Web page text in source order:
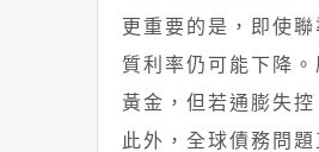
更重要的是，即使
質利率仍可能下降
黃金，但若通膨失
此外，全球債務問